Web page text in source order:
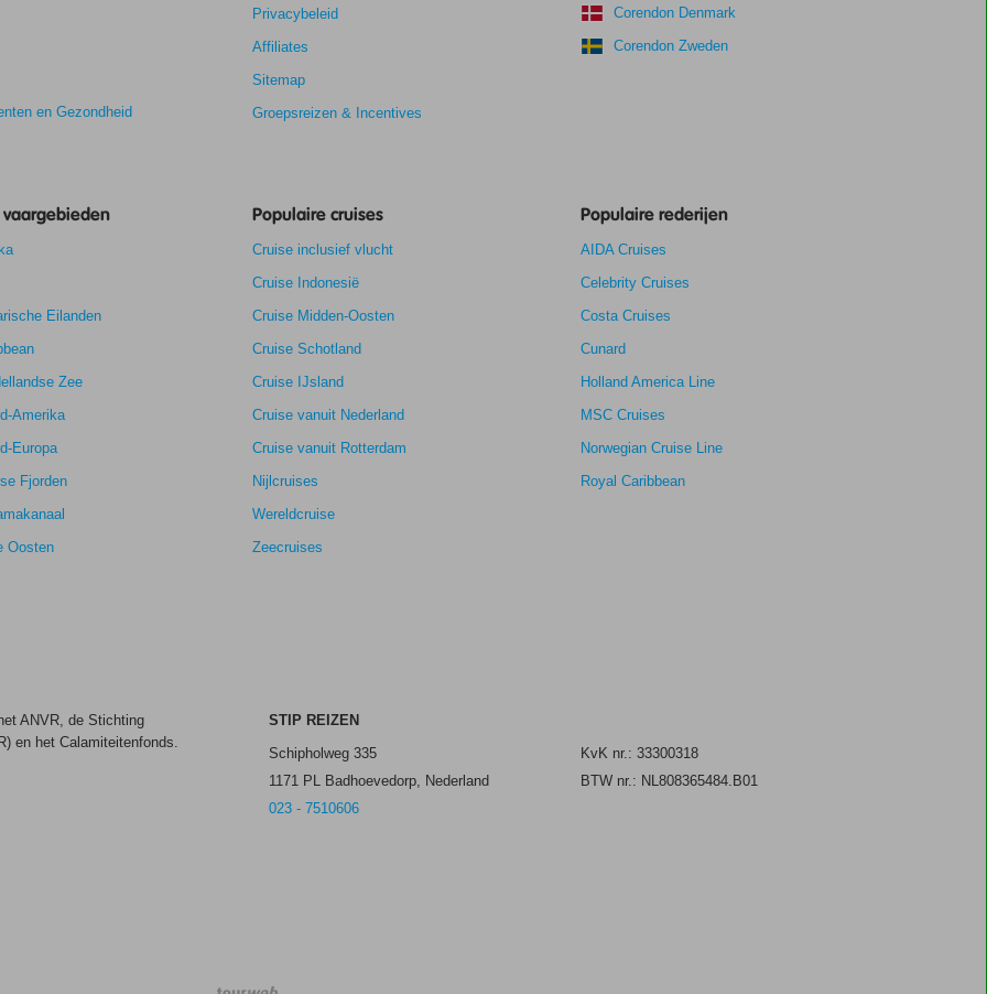
7,9
9,4
8,0
en Gezondheid
Privacybeleid
Affiliates
Sitemap
Groepsreizen & Incentives
Corendon Denmark
Corendon Zweden
Eilanden
Zee
Amerika
Europa
Fjorden
Oosten
Populaire cruises
Cruise inclusief vlucht
Cruise Indonesië
Cruise Midden-Oosten
Cruise Schotland
Cruise IJsland
Cruise vanuit Nederland
Cruise vanuit Rotterdam
Nijlcruises
Wereldcruise
Zeecruises
Populaire rederijen
AIDA Cruises
Celebrity Cruises
Costa Cruises
Cunard
Holland America Line
MSC Cruises
Norwegian Cruise Line
Royal Caribbean
ANVR, de Stichting
en het Calamiteitenfonds.
STIP REIZEN
Schipholweg 335
1171 PL Badhoevedorp, Nederland
023 - 7510606
KvK nr.: 33300318
BTW nr.: NL808365484.B01